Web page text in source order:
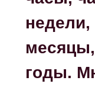
недели,
годы.